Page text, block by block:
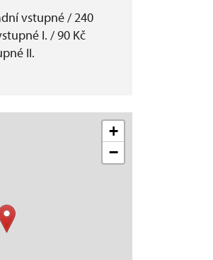
vstupné / 240
I. / 90 Kč
II.
+
−